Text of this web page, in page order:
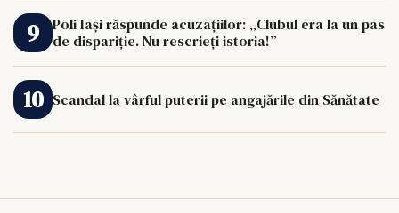
Poli Iași răspunde acuzațiilor: „Clubul era la un pas
de dispariție. Nu rescrieți istoria!”
Scandal la vârful puterii pe angajările din Sănătate